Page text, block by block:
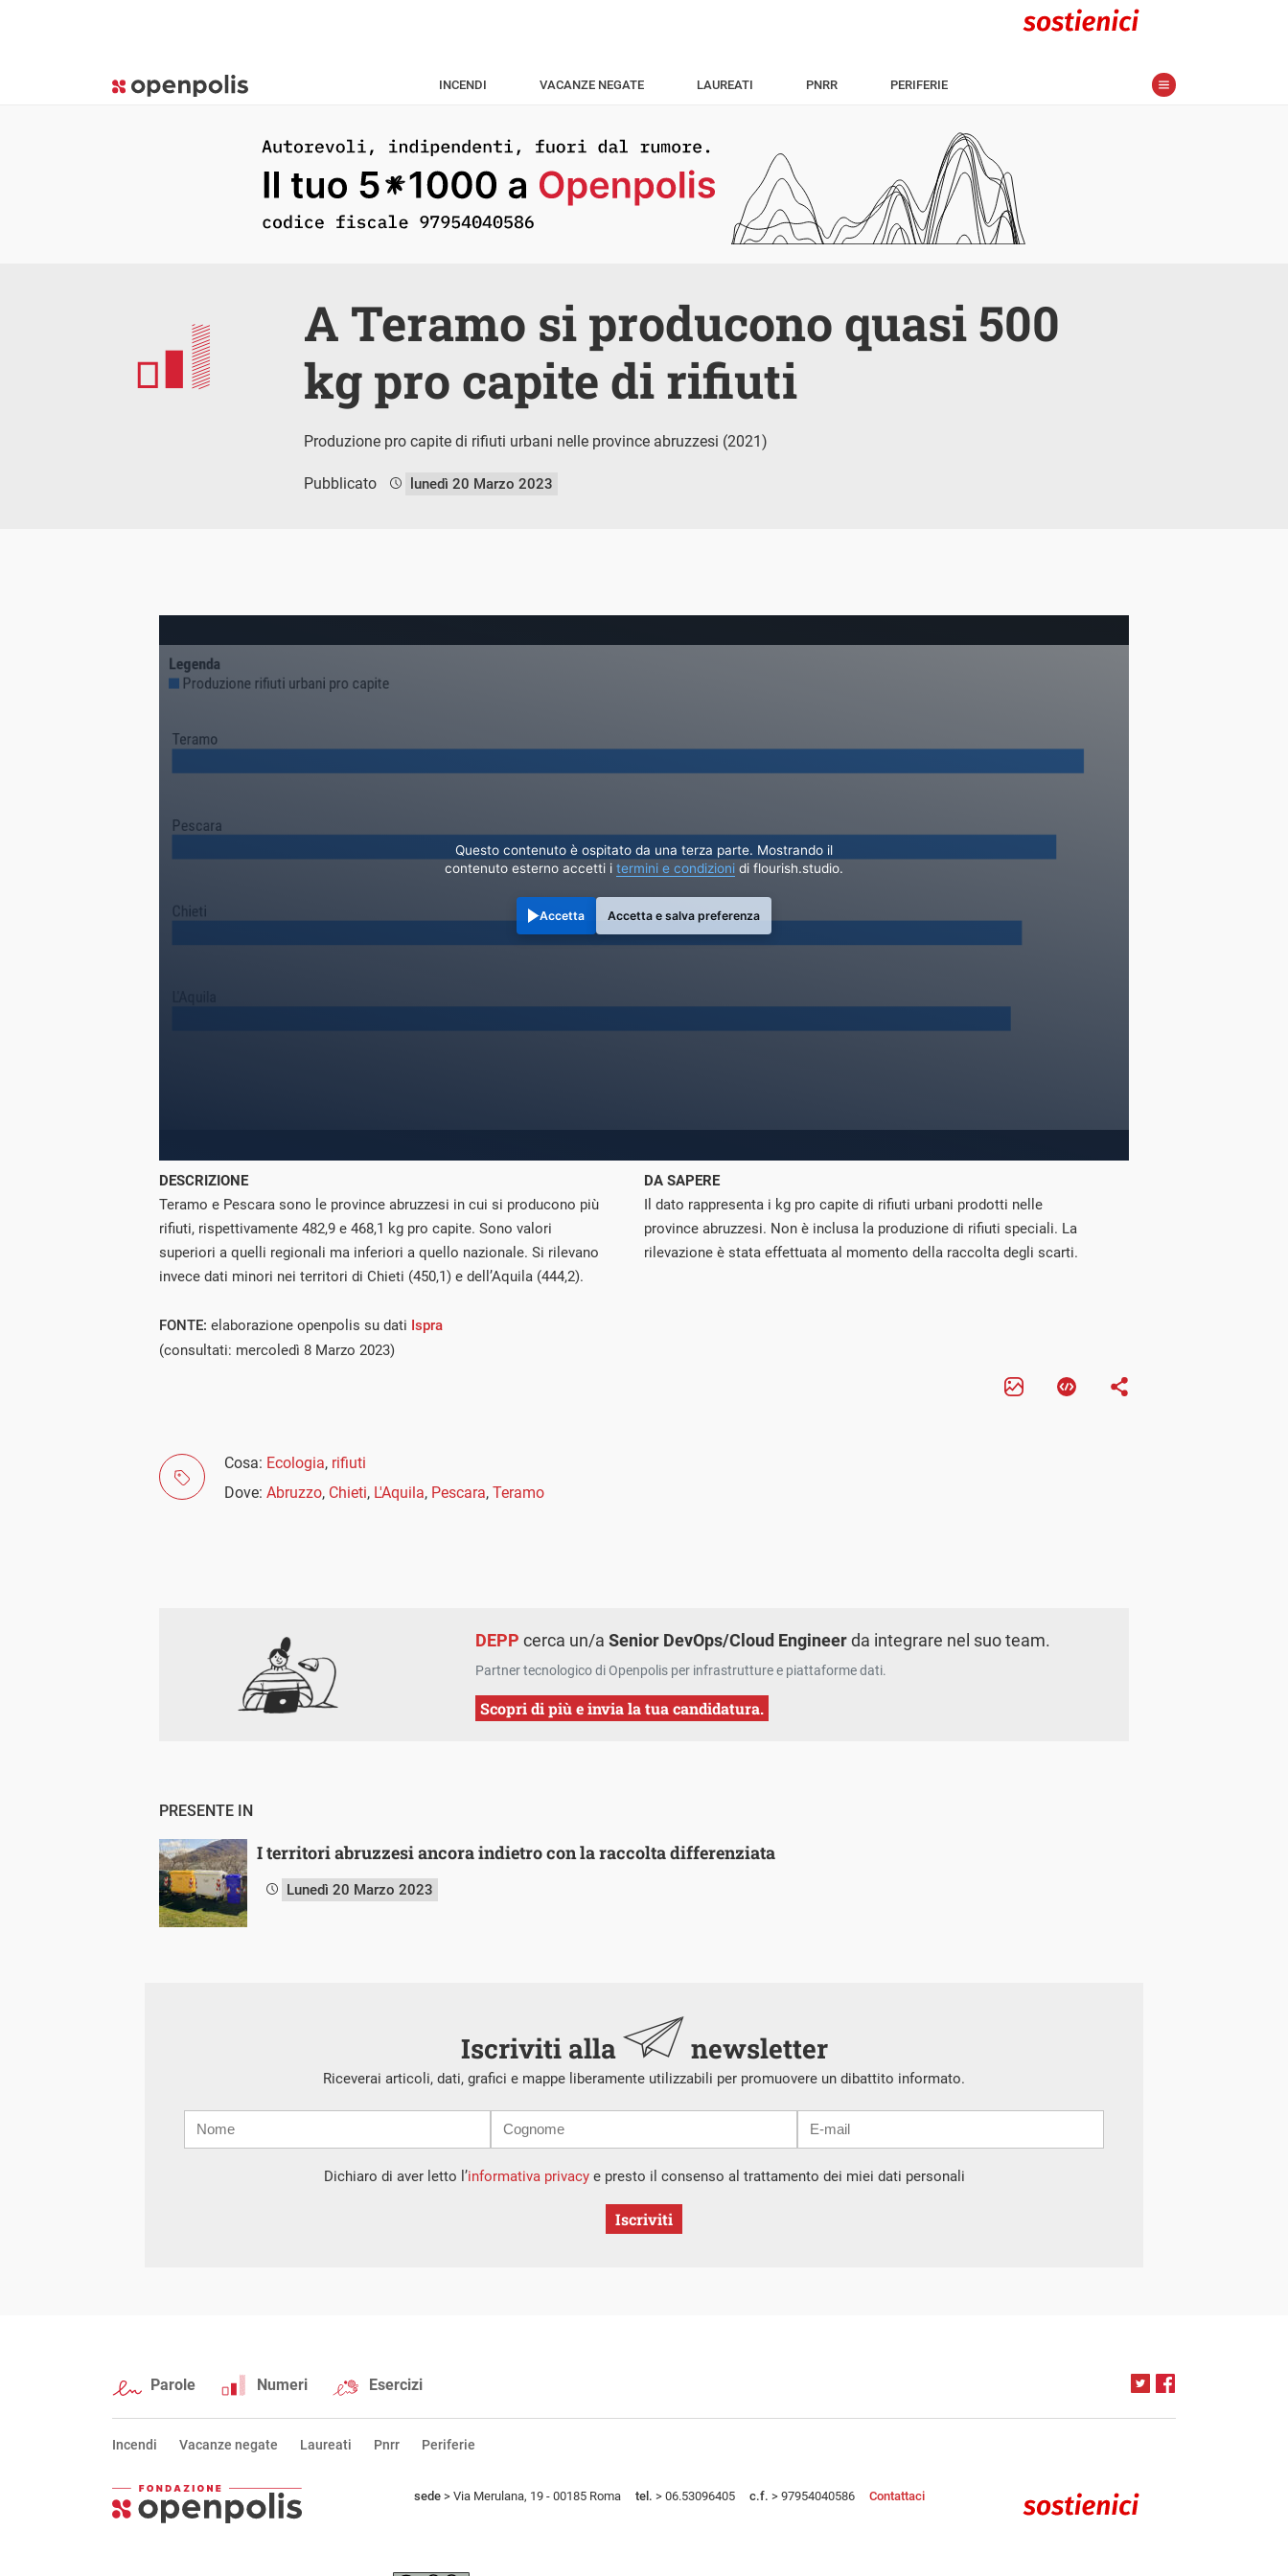
INCENDI VACANZE NEGATE LAUREATI PNRR PERIFERIE
A Teramo si producono quasi 500
kg pro capite di rifiuti
Produzione pro capite di rifiuti urbani nelle province abruzzesi (2021)
Pubblicato lunedì 20 Marzo 2023
Questo contenuto è ospitato da una terza parte. Mostrando il
contenuto esterno accetti i termini e condizioni di flourish.studio.
Accetta Accetta e salva preferenza
DESCRIZIONE
Teramo e Pescara sono le province abruzzesi in cui si producono più
rifiuti, rispettivamente 482,9 e 468,1 kg pro capite. Sono valori
superiori a quelli regionali ma inferiori a quello nazionale. Si rilevano
invece dati minori nei territori di Chieti (450,1) e dell’Aquila (444,2).
DA SAPERE
Il dato rappresenta i kg pro capite di rifiuti urbani prodotti nelle
province abruzzesi. Non è inclusa la produzione di rifiuti speciali. La
rilevazione è stata effettuata al momento della raccolta degli scarti.
FONTE: elaborazione openpolis su dati Ispra
(consultati: mercoledì 8 Marzo 2023)
Cosa: Ecologia, rifiuti
Dove: Abruzzo, Chieti, L'Aquila, Pescara, Teramo
DEPP cerca un/aSenior DevOps/Cloud Engineerda integrare nel suo team.
Partner tecnologico di Openpolis per infrastrutture e piattaforme dati.
Scopri di più e invia la tua candidatura.
PRESENTE IN
I territori abruzzesi ancora indietro con la raccolta differenziata
Lunedì 20 Marzo 2023
Iscriviti alla newsletter
Riceverai articoli, dati, grafici e mappe liberamente utilizzabili per promuovere un dibattito informato.
mail
Dichiaro di aver letto l’informativa privacye presto il consenso al trattamento dei miei dati personali
Iscriviti
Parole Numeri Esercizi
Incendi Vacanze negate Laureati Pnrr Periferie
sede > Via Merulana, 19 - 00185 Roma tel. > 06.53096405 c.f. > 97954040586 Contattaci